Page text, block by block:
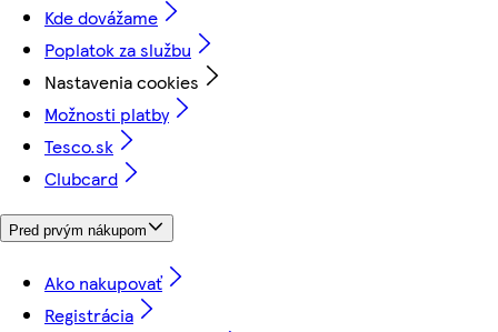
Kde dovážame
Poplatok za službu
Nastavenia cookies
Možnosti platby
Tesco.sk
Clubcard
Pred prvým nákupom
Ako nakupovať
Registrácia